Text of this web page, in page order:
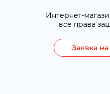
Интернет-
все права